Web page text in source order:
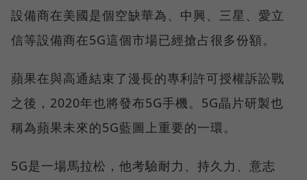
設備商在美國是個空缺華為、中興、三星、愛立
信等設備商在5G這個市場已經搶占很多份額。
蘋果在與高通結束了漫長的專利許可授權訴訟戰
之後，2020年也將發布5G手機。5G晶片研製也
稱為蘋果未來的5G藍圖上重要的一環。
5G是一場馬拉松，他考驗耐力、持久力、意志